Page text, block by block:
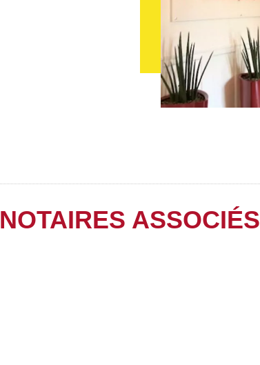
NOTAIRES ASSOCIÉS